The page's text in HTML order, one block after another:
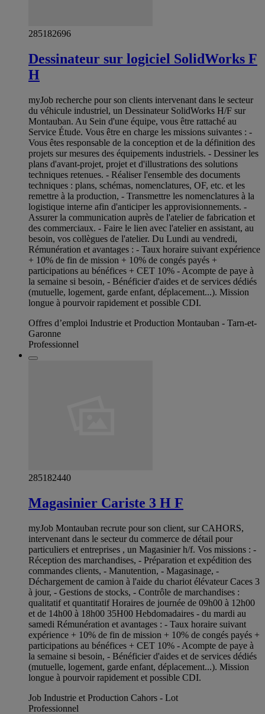
285182696
Dessinateur sur logiciel SolidWorks F
H
myJob recherche pour son clients intervenant dans le secteur
du véhicule industriel, un Dessinateur SolidWorks H/F sur
Montauban. Au Sein d'une équipe, vous être rattaché au
Service Étude. Vous être en charge les missions suivantes : -
Vous êtes responsable de la conception et de la définition des
projets sur mesures des équipements industriels. - Dessiner les
plans d'avant-projet, projet et d'illustrations des solutions
techniques retenues. - Réaliser l'ensemble des documents
techniques : plans, schémas, nomenclatures, OF, etc. et les
remettre à la production, - Transmettre les nomenclatures à la
logistique interne afin d'anticiper les approvisionnements. -
Assurer la communication auprès de l'atelier de fabrication et
des commerciaux. - Faire le lien avec l'atelier en assistant, au
besoin, vos collègues de l'atelier. Du Lundi au vendredi,
Rémunération et avantages : - Taux horaire suivant expérience
+ 10% de fin de mission + 10% de congés payés +
participations au bénéfices + CET 10% - Acompte de paye à
la semaine si besoin, - Bénéficier d'aides et de services dédiés
(mutuelle, logement, garde enfant, déplacement...). Mission
longue à pourvoir rapidement et possible CDI.
Offres d’emploi Industrie et Production Montauban - Tarn-et-
Garonne
Professionnel
285182440
Magasinier Cariste 3 H F
myJob Montauban recrute pour son client, sur CAHORS,
intervenant dans le secteur du commerce de détail pour
particuliers et entreprises , un Magasinier h/f. Vos missions : -
Réception des marchandises, - Préparation et expédition des
commandes clients, - Manutention, - Magasinage, -
Déchargement de camion à l'aide du chariot élévateur Caces 3
à jour, - Gestions de stocks, - Contrôle de marchandises :
qualitatif et quantitatif Horaires de journée de 09h00 à 12h00
et de 14h00 à 18h00 35H00 Hebdomadaires - du mardi au
samedi Rémunération et avantages : - Taux horaire suivant
expérience + 10% de fin de mission + 10% de congés payés +
participations au bénéfices + CET 10% - Acompte de paye à
la semaine si besoin, - Bénéficier d'aides et de services dédiés
(mutuelle, logement, garde enfant, déplacement...). Mission
longue à pourvoir rapidement et possible CDI.
Job Industrie et Production Cahors - Lot
Professionnel